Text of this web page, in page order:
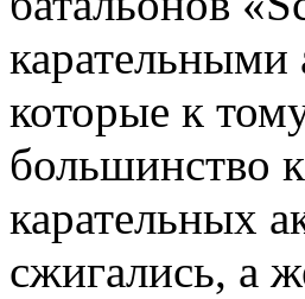
карательными
которые к
большинство
карательных
сжигались, а